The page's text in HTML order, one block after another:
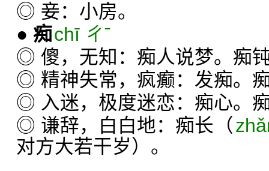
◎ 妾：小房。
● 痴chī ㄔˉ
◎ 傻，无知：痴人说梦。痴
◎ 精神失常，疯癫：发痴。
◎ 入迷，极度迷恋：痴心。
◎ 谦辞，白白地：痴长（
对方大若干岁）。